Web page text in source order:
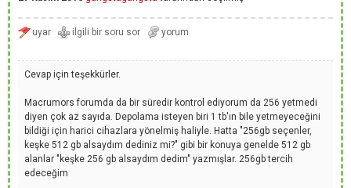
Cevap için teşekkürler.
Macrumors forumda da bir süredir kontrol ediyorum da 256 yetmedi
diyen çok az sayıda. Depolama isteyen biri 1 tb'ın bile yetmeyeceğini
bildiği için harici cihazlara yönelmiş haliyle. Hatta "256gb seçenler,
keşke 512 gb alsaydım dediniz mi?" gibi bir konuya genelde 512 gb
alanlar "keşke 256 gb alsaydım dedim" yazmışlar. 256gb tercih
edeceğim